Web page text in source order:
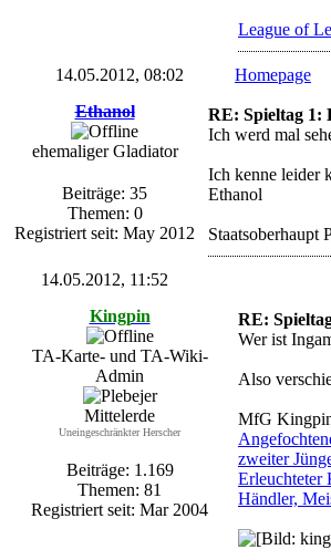
League of
14.05.2012, 08:02
Homepage
Ethanol
ehemaliger Gladiator
Beiträge: 35
Themen: 0
Registriert seit: May 2012
RE: Spieltag 1:
Ich werd mal
Ich kenne leider
Ethanol
Staatsoberhaupt
14.05.2012, 11:52
Kingpin
TA-Karte- und TA-Wiki-
Admin
Mittelerde
Uneingeschränkter Herscher
Beiträge: 1.169
Themen: 81
Registriert seit: Mar 2004
RE:
Wer ist
Also
MfG
zweiter
Erleuchteter
Händler,